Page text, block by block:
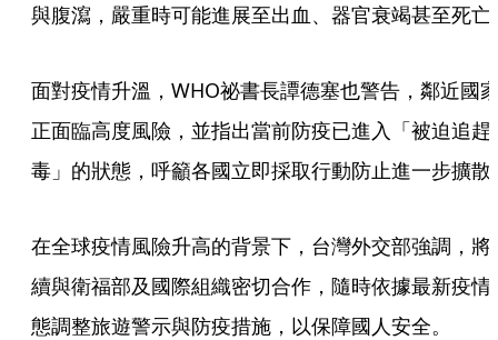
與腹瀉，嚴重時可能進展至出血、器官衰竭甚至死亡
面對疫情升溫，WHO祕書長譚德塞也警告，鄰近國
正面臨高度風險，並指出當前防疫已進入「被迫追趕
毒」的狀態，呼籲各國立即採取行動防止進一步擴散
在全球疫情風險升高的背景下，台灣外交部強調，將
續與衛福部及國際組織密切合作，隨時依據最新疫情
態調整旅遊警示與防疫措施，以保障國人安全。